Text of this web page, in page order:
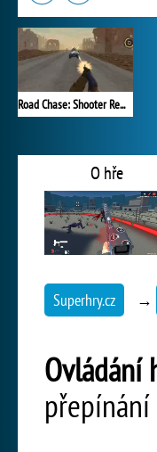
Road Chase: Shooter Realistic Guns
O hře
Superhry.cz →
Ovládání